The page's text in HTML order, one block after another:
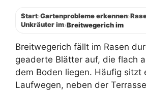
Start›Gartenprobleme erkennen›
Unkräuter im›Breitwegerich im
Breitwegerich fällt im Rasen
geaderte Blätter auf, die flach
dem Boden liegen. Häufig sitzt
Laufwegen, neben der